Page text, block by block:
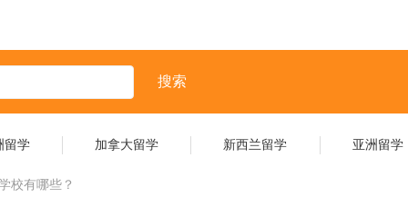
搜索
留学 加拿大留学 新西兰留学 亚洲留学
校有哪些？